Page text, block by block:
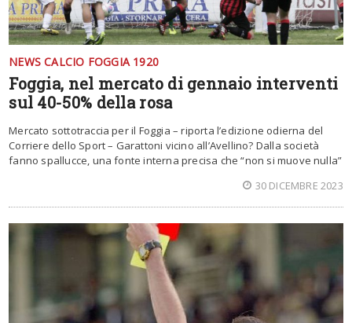
NEWS CALCIO FOGGIA 1920
Foggia, nel mercato di gennaio interventi
sul 40-50% della rosa
Mercato sottotraccia per il Foggia – riporta l’edizione odierna del
Corriere dello Sport – Garattoni vicino all’Avellino? Dalla società
fanno spallucce, una fonte interna precisa che “non si muove nulla”
30 DICEMBRE 2023